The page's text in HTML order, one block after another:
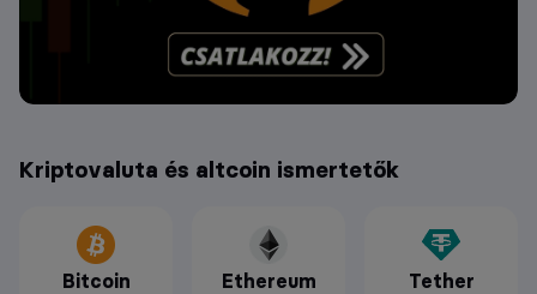
Kriptovaluta és altcoin ismertetők
Bitcoin Ethereum Tether